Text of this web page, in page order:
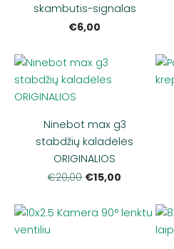
skambutis-signalas
€6,00
Ninebot max g3
stabdžių kaladėlės
ORIGINALIOS
€20,00 €15,00